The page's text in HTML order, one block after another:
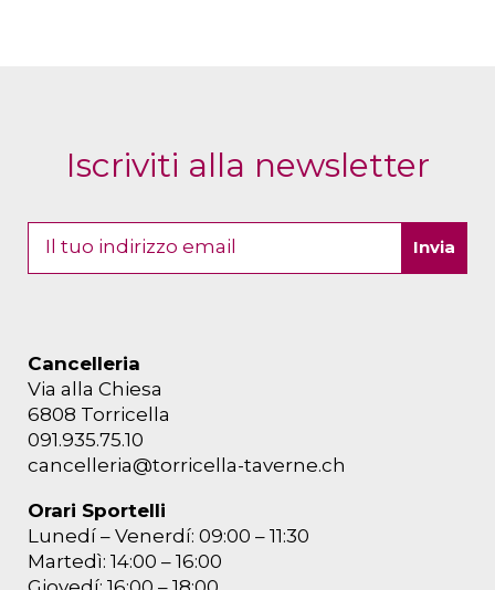
Iscriviti alla newsletter
Cancelleria
Via alla Chiesa
6808 Torricella
091.935.75.10
cancelleria@torricella-taverne.ch
Orari Sportelli
Lunedí – Venerdí: 09:00 – 11:30
Martedì: 14:00 – 16:00